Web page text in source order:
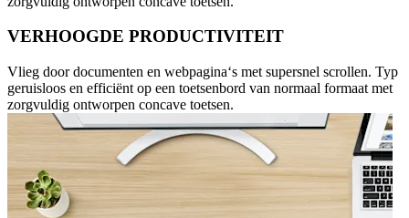
VERHOOGDE PRODUCTIVITEIT
Vlieg door documenten en webpagina‘s met supersnel scrollen. Typ
geruisloos en efficiënt op een toetsenbord van normaal formaat met
zorgvuldig ontworpen concave toetsen.